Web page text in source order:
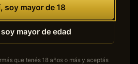
soy mayor de 18
mayor de edad
que tenés 18 años o más y aceptás
grande. Nuestra tienda está en
abrirá sus puertas.